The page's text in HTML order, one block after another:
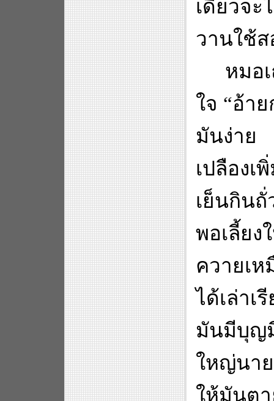
เดียวจะ
วานใช้
หมอ
ใจ “อ้าย
มันง่าย
เปลืองเ
เย็นกิน
พอเลี้ยง
ควายเห
ได้เล่าเ
มันมีบุญ
ใหญ่นา
ให้มันตา